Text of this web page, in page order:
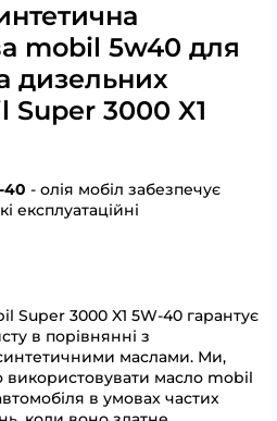
mobil 5w40 для
дизельних
Super 3000 X1
40 - олія мобіл забезпечує
експлуатаційні
Super 3000 X1 5W-40 гарантує
в порівнянні з
маслами. Ми,
масло mobil
в умовах частих